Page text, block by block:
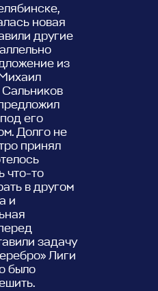
новая
другие
из
его
Долго не
принял
что-то
в другом
и
задачу
Лиги
было